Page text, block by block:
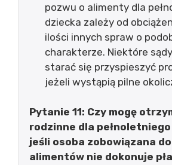
pozwu o alimenty dla
dziecka zależy od
ilości innych spraw o
charakterze. Niektóre
starać się przyspieszyć
jeżeli wystąpią pilne
Pytanie 11: Czy mogę
rodzinne dla
jeśli osoba zobowiązana
alimentów nie dokonuje